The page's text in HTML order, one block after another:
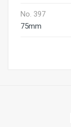
No. 397
75mm